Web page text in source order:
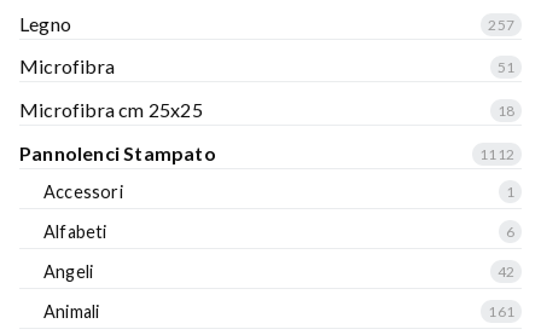
Legno 257
Microfibra 51
Microfibra cm 25x25 18
Pannolenci Stampato 1112
Accessori 1
Alfabeti 6
Angeli 42
Animali 161